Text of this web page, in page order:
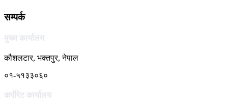
सम्पर्क
मुख्य कार्यालय
कौशलटार, भक्तपुर, नेपाल
०१-५१३३०६०
कर्पाेरेट कार्यालय